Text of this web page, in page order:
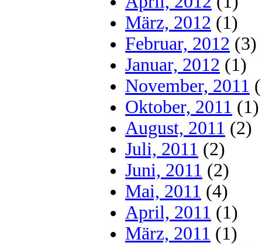
März, 2012 (1)
Februar, 2012 (3)
Januar, 2012 (1)
November, 2011
Oktober, 2011 (1)
August, 2011 (2)
Juli, 2011 (2)
Juni, 2011 (2)
Mai, 2011 (4)
April, 2011 (1)
März, 2011 (1)